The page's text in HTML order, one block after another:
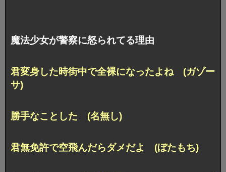
魔法少女が警察に怒られてる理由
君変身した時街中で全裸になったよね (ガゾー
サ)
勝手なことした (名無し)
君無免許で空飛んだらダメだよ (ぼたもち)